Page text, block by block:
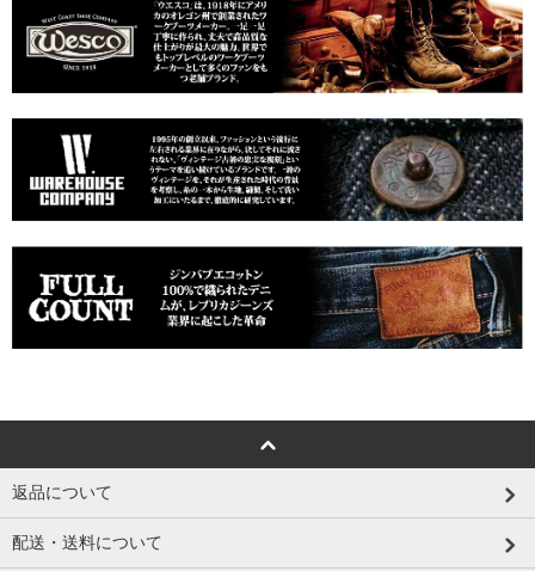
返品について
配送・送料について